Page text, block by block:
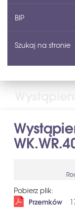
BIP
Szukaj na stronie
Pobierz plik:
Przemków